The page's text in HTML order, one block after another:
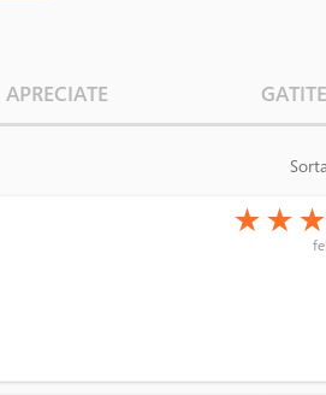
APRECIATE GATITE
(*)
★ (*)
★ (*)
★